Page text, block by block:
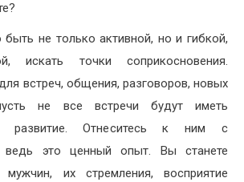
не только активной, но и гибкой,
искать точки соприкосновения.
встреч, общения, разговоров, новых
не все встречи будут иметь
развитие. Отнеситесь к ним с
ведь это ценный опыт. Вы станете
их стремления, восприятие